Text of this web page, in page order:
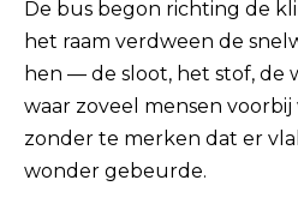
De bus begon richting de
het raam verdween de
hen — de sloot, het stof, de
waar zoveel mensen
zonder te merken dat er
wonder gebeurde.